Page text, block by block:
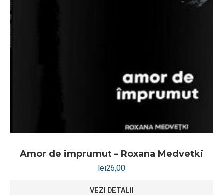
Amor de imprumut – Roxana Medvetki
lei26,00
VEZI DETALII